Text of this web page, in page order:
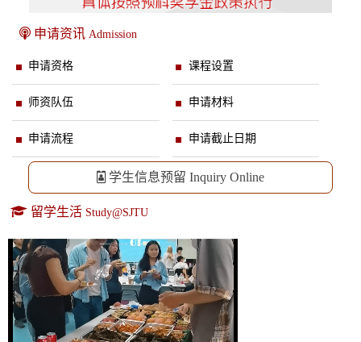
申请资讯 Admission
申请资格 课程设置
师资队伍 申请材料
申请流程 申请截止日期
学生信息预留 Inquiry Online
留学生活 Study@SJTU